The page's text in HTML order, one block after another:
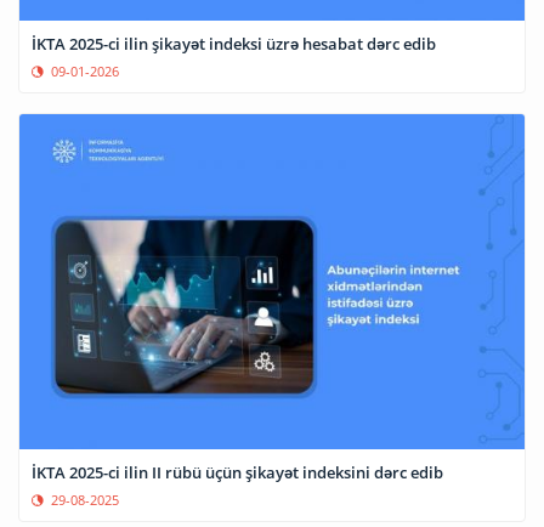
İKTA 2025-ci ilin şikayət indeksi üzrə hesabat dərc edib
09-01-2026
İKTA 2025-ci ilin II rübü üçün şikayət indeksini dərc edib
29-08-2025